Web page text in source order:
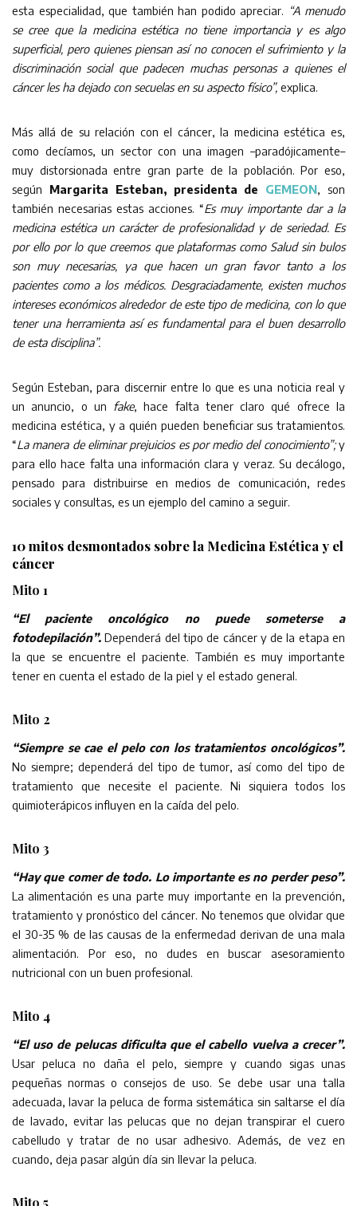
esta especialidad, que también han podido apreciar. “A menudo
se cree que la medicina estética no tiene importancia y es algo
superficial, pero quienes piensan así no conocen el sufrimiento y la
discriminación social que padecen muchas personas a quienes el
cáncer les ha dejado con secuelas en su aspecto físico”, explica.
Más allá de su relación con el cáncer, la medicina estética es,
como decíamos, un sector con una imagen –paradójicamente–
muy distorsionada entre gran parte de la población. Por eso,
según Margarita Esteban, presidenta de GEMEON, son
también necesarias estas acciones. “Es muy importante dar a la
medicina estética un carácter de profesionalidad y de seriedad. Es
por ello por lo que creemos que plataformas como Salud sin bulos
son muy necesarias, ya que hacen un gran favor tanto a los
pacientes como a los médicos. Desgraciadamente, existen muchos
intereses económicos alrededor de este tipo de medicina, con lo que
tener una herramienta así es fundamental para el buen desarrollo
de esta disciplina”.
Según Esteban, para discernir entre lo que es una noticia real y
un anuncio, o un fake, hace falta tener claro qué ofrece la
medicina estética, y a quién pueden beneficiar sus tratamientos.
“La manera de eliminar prejuicios es por medio del conocimiento”;y
para ello hace falta una información clara y veraz. Su decálogo,
pensado para distribuirse en medios de comunicación, redes
sociales y consultas, es un ejemplo del camino a seguir.
10 mitos desmontados sobre la Medicina Estética y el
cáncer
Mito 1
“El paciente oncológico no puede someterse a
fotodepilación”. Dependerá del tipo de cáncer y de la etapa en
la que se encuentre el paciente. También es muy importante
tener en cuenta el estado de la piel y el estado general.
Mito 2
“Siempre se cae el pelo con los tratamientos oncológicos”.
No siempre; dependerá del tipo de tumor, así como del tipo de
tratamiento que necesite el paciente. Ni siquiera todos los
quimioterápicos influyen en la caída del pelo.
Mito 3
“Hay que comer de todo. Lo importante es no perder peso”.
La alimentación es una parte muy importante en la prevención,
tratamiento y pronóstico del cáncer. No tenemos que olvidar que
el 30-35 % de las causas de la enfermedad derivan de una mala
alimentación. Por eso, no dudes en buscar asesoramiento
nutricional con un buen profesional.
Mito 4
“El uso de pelucas dificulta que el cabello vuelva a crecer”.
Usar peluca no daña el pelo, siempre y cuando sigas unas
pequeñas normas o consejos de uso. Se debe usar una talla
adecuada, lavar la peluca de forma sistemática sin saltarse el día
de lavado, evitar las pelucas que no dejan transpirar el cuero
cabelludo y tratar de no usar adhesivo. Además, de vez en
cuando, deja pasar algún día sin llevar la peluca.
Mito 5